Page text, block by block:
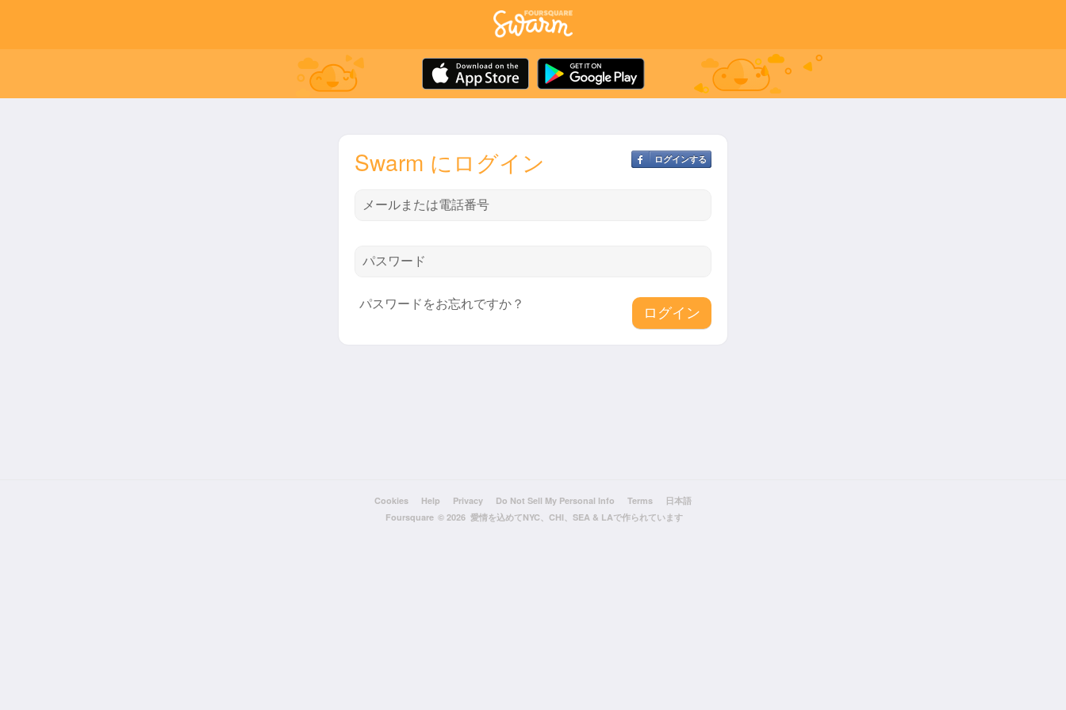
ログインする
Swarm にログイン
メールまたは電話番号
パスワード
パスワードをお忘れですか？
Cookies Help Privacy Do Not Sell My Personal Info Terms
日本語
Foursquare © 2026 愛情を込めてNYC、CHI、SEA & LAで作られています